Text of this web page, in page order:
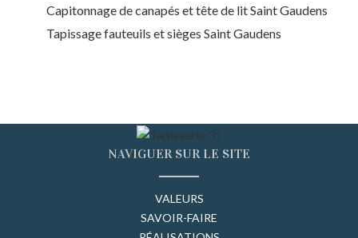
Capitonnage de canapés et tête de lit Saint Gaudens
Tapissage fauteuils et sièges Saint Gaudens
NAVIGUER SUR LE SITE
VALEURS
SAVOIR-FAIRE